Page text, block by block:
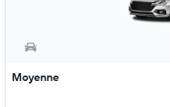
Moyenne